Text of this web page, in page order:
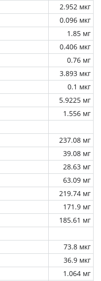
2.952 мкг
0.096 мкг
1.85 мг
0.406 мкг
0.76 мг
3.893 мкг
0.1 мкг
5.9225 мг
1.556 мг
237.08 мг
39.08 мг
28.63 мг
63.09 мг
219.74 мг
171.9 мг
185.61 мг
73.8 мкг
36.9 мкг
1.064 мг